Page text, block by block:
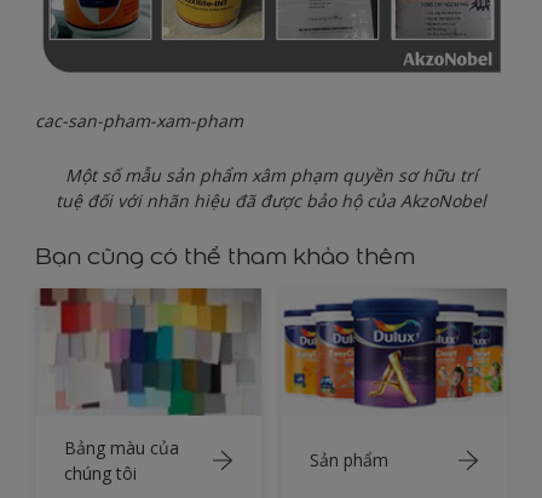
cac-san-pham-xam-pham
Một số mẫu sản phẩm xâm phạm quyền sơ hữu trí
tuệ đối với nhãn hiệu đã được bảo hộ của AkzoNobel
Bạn cũng có thể tham khảo thêm
Bảng màu của
chúng tôi
Sản phẩm